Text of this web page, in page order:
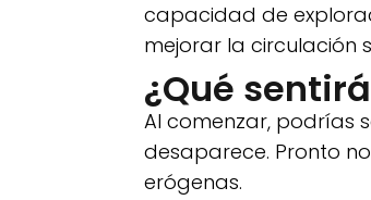
capacidad de
mejorar la circulación
¿Qué
Al comenzar, podrías
desaparece. Pronto
erógenas.